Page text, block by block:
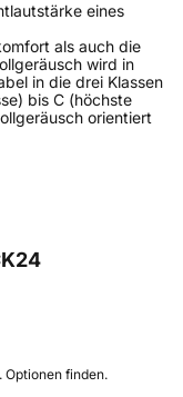
eines
als auch die
wird in
in die drei Klassen
bis C (höchste
orientiert
Optionen finden.